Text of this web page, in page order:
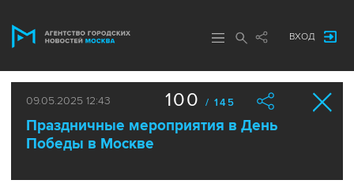
ВХОД
09.05.2025 12:43
Праздничные мероприятия в День
Победы в Москве
100 / 145